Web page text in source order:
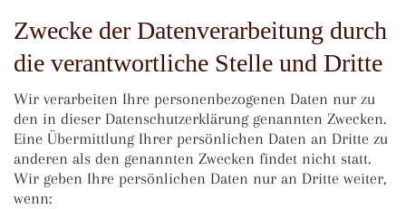
Zwecke der Datenverarbeitung durch
die verantwortliche Stelle und Dritte
Wir verarbeiten Ihre personenbezogenen Daten nur zu
den in dieser Datenschutzerklärung genannten Zwecken.
Eine Übermittlung Ihrer persönlichen Daten an Dritte zu
anderen als den genannten Zwecken findet nicht statt.
Wir geben Ihre persönlichen Daten nur an Dritte weiter,
wenn: